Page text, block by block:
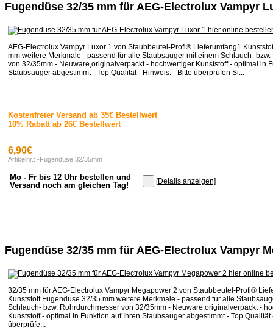
Fugendüse 32/35 mm für AEG-Electrolux Vampyr
AEG-Electrolux Vampyr Luxor 1 von Staubbeutel-Profi® Lieferumfang1
mm weitere Merkmale - passend für alle Staubsauger mit einem Schlauch-
von 32/35mm - Neuware,originalverpackt - hochwertiger Kunststoff - optimal in
Staubsauger abgestimmt - Top Qualität - Hinweis: - Bitte überprüfen Si...
Kostenfreier Versand ab 35€ Bestellwert
10% Rabatt ab 26€ Bestellwert
6,90€
Artikelnr.: -Fugendüse 32/35mm
Mo - Fr bis 12 Uhr bestellen und
Versand noch am gleichen Tag!
[Details anzeigen]
Fugendüse 32/35 mm für AEG-Electrolux Vampyr
32/35 mm für AEG-Electrolux Vampyr Megapower 2 von Staubbeutel-Profi®
Kunststoff Fugendüse 32/35 mm weitere Merkmale - passend für alle
Schlauch- bzw. Rohrdurchmesser von 32/35mm - Neuware,originalverpackt -
Kunststoff - optimal in Funktion auf Ihren Staubsauger abgestimmt - Top
überprüfe...